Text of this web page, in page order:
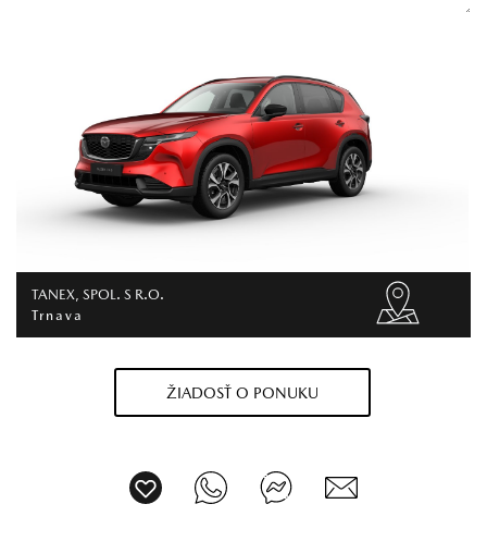
TANEX, SPOL. S R.O.
Trnava
ŽIADOSŤ O PONUKU